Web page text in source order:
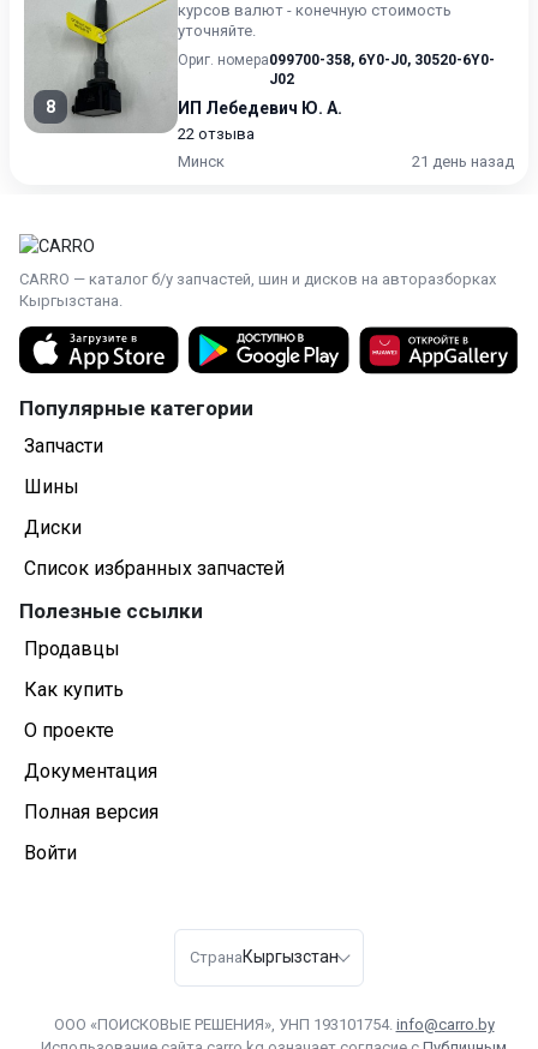
8
курсов валют - конечную стоимость
уточняйте.
Ориг. номера099700-358, 6Y0-J0, 30520-6Y0-
J02
ИП Лебедевич Ю. А.
22 отзыва
Минск
21 день назад
CARRO — каталог б/у запчастей, шин и дисков на авторазборках
Кыргызстана.
Популярные категории
Запчасти
Шины
Диски
Список избранных запчастей
Полезные ссылки
Продавцы
Как купить
О проекте
Документация
Полная версия
Войти
Страна Кыргызстан
ООО «ПОИСКОВЫЕ РЕШЕНИЯ», УНП 193101754. info@carro.by